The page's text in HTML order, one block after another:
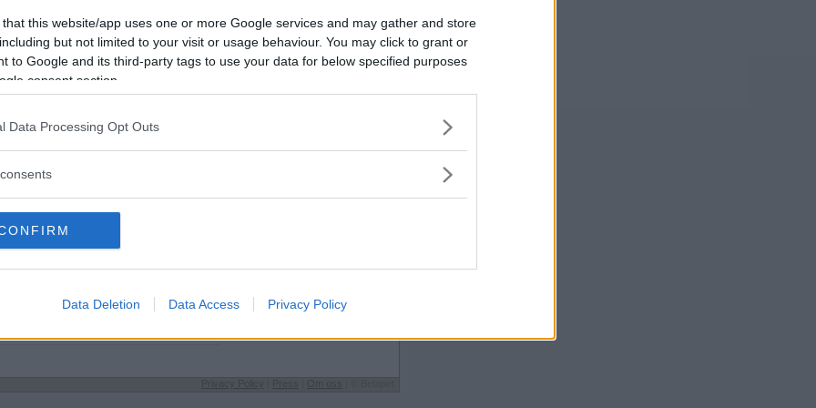
that this website/app uses one or more Google services and may gather and store
but not limited to your visit or usage behaviour. You may click to grant or
to Google and its third-party tags to use your data for below specified purposes
consent section.
Data Processing Opt Outs
Data Deletion Data Access Privacy Policy
Avbrutna
3
Oavgjorda
0
Jag äter
Vad som helst
Periodare
X
Vill du bli
medlem?